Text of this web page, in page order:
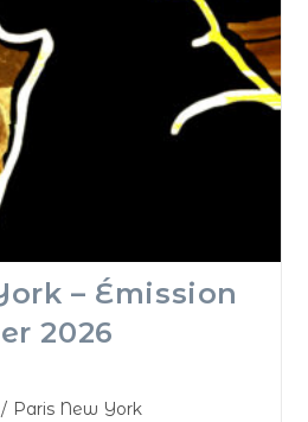
– Émission
2026
/ Paris New York